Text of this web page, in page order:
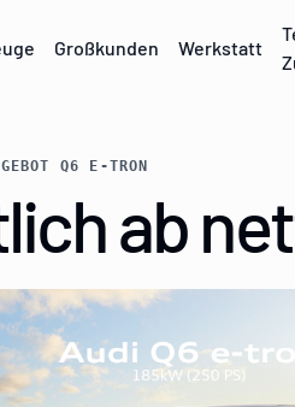
Großkunden Werkstatt
Q6 E-TRON
ab